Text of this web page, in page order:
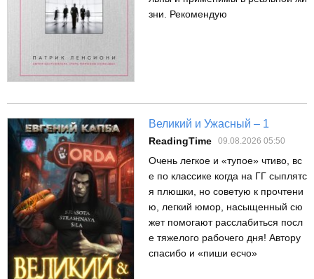
зни. Рекомендую
Великий и Ужасный – 1
ReadingTime 09.08.2026 05:50
Очень легкое и «тупое» чтиво, вс
е по классике когда на ГГ сыплятс
я плюшки, но советую к прочтени
ю, легкий юмор, насыщенный сю
жет помогают расслабиться посл
е тяжелого рабочего дня! Автору
спасибо и «пиши есчо»